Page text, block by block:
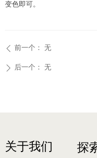
变色即可。
ꄴ 前一个： 无
ꄲ 后一个： 无
关于我们 探